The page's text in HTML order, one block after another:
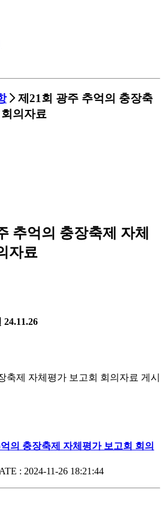
제21회 광주 추억의 충장축
의자료
추억의 충장축제 자체
자료
24.11.26
축제 자체평가 보고회 회의자료 게시
의 충장축제 자체평가 보고회 회의
: 2024-11-26 18:21:44